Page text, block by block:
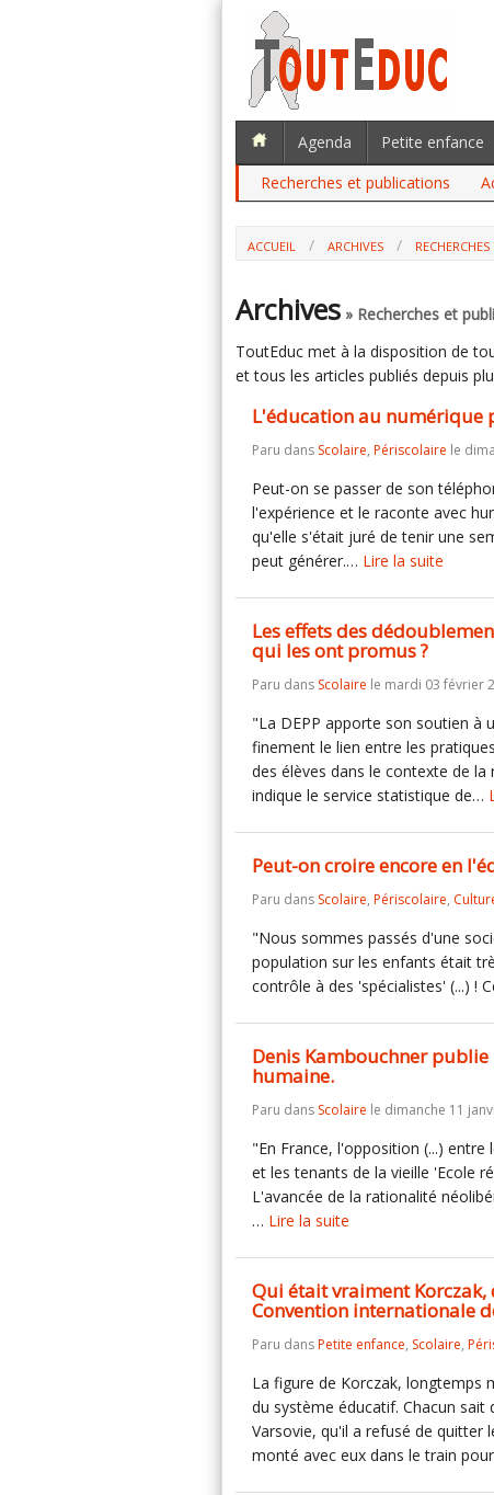
Agenda Petite enfance
Recherches et publications
ACCUEIL ARCHIVES
Archives » Recherches et
ToutEduc met à la disposition de
et tous les articles publiés depuis
L'éducation au numérique
Paru dans Scolaire, Périscolaire le
Peut-on se passer de son
l'expérience et le raconte avec
qu'elle s'était juré de tenir une
peut générer.… Lire la suite
Les effets des
qui les ont promus ?
Paru dans Scolaire le mardi 03 février
"La DEPP apporte son soutien à
finement le lien entre les
des élèves dans le contexte de
indique le service statistique de…
Peut-on croire encore en
Paru dans Scolaire, Périscolaire,
"Nous sommes passés d'une
population sur les enfants était
contrôle à des 'spécialistes' (...) !
Denis Kambouchner
humaine.
Paru dans Scolaire le dimanche 11
"En France, l'opposition (...)
et les tenants de la vieille 'Ecole
L'avancée de la rationalité
… Lire la suite
Qui était vraiment
Convention internationale
Paru dansPetite enfance, Scolaire,
La figure de Korczak, longtemps
du système éducatif. Chacun
Varsovie, qu'il a refusé de quitter
monté avec eux dans le train